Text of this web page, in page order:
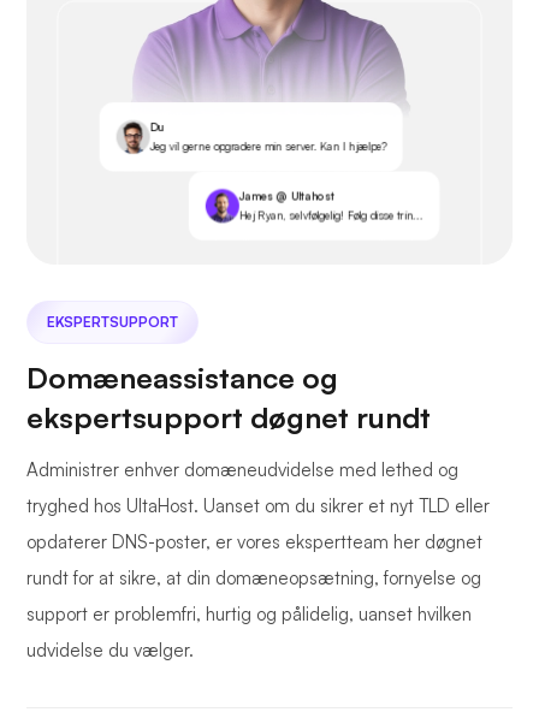
Du
Jeg vil gerne opgradere min server. Kan I hjælpe?
James @ Ultahost
Hej Ryan, selvfølgelig! Følg disse trin...
EKSPERTSUPPORT
Domæneassistance og
ekspertsupport døgnet rundt
Administrer enhver domæneudvidelse med lethed og
tryghed hos UltaHost. Uanset om du sikrer et nyt TLD eller
opdaterer DNS-poster, er vores ekspertteam her døgnet
rundt for at sikre, at din domæneopsætning, fornyelse og
support er problemfri, hurtig og pålidelig, uanset hvilken
udvidelse du vælger.